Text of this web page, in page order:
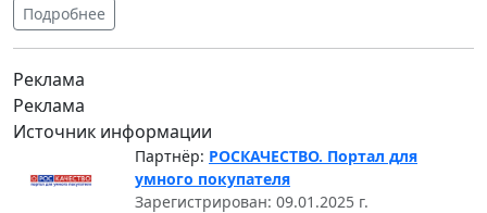
Подробнее
Реклама
Реклама
Источник информации
Партнёр: РОСКАЧЕСТВО. Портал для
умного покупателя
Зарегистрирован: 09.01.2025 г.